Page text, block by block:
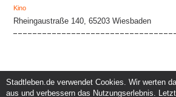
Kino
Rheingaustraße 140, 65203 Wiesbaden
Stadtleben.de verwendet Cookies. Wir werten
aus und verbessern das Nutzungserlebnis.